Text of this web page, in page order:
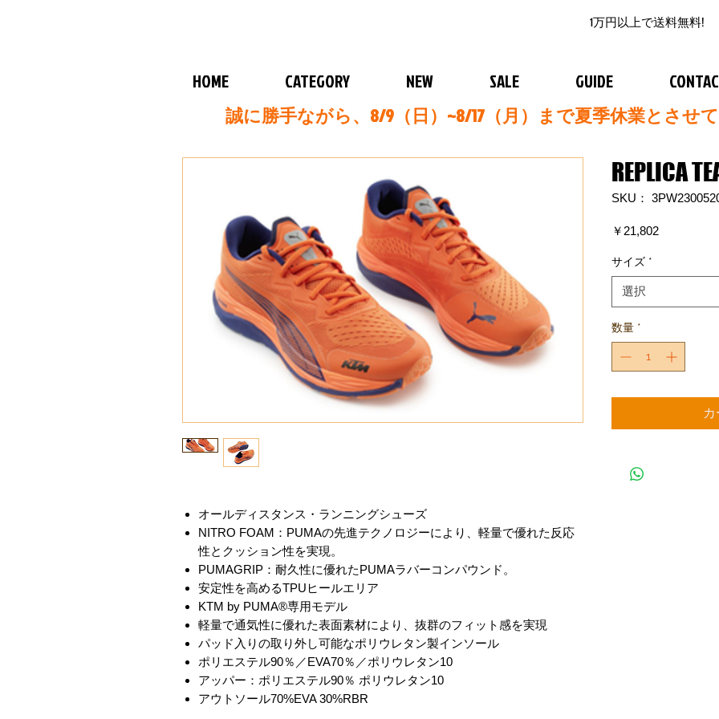
1万円以上で送料無料!
HOME CATEGORY NEW SALE GUIDE
誠に勝手ながら、8/9（日）~8/17（月）まで夏季休業とさせ
オールディスタンス・ランニングシューズ
NITRO FOAM：PUMAの先進テクノロジーにより、軽量で優れた反応
性とクッション性を実現。
PUMAGRIP：耐久性に優れたPUMAラバーコンパウンド。
安定性を高めるTPUヒールエリア
KTM by PUMA®専用モデル
軽量で通気性に優れた表面素材により、抜群のフィット感を実現
パッド入りの取り外し可能なポリウレタン製インソール
ポリエステル90％／EVA70％／ポリウレタン10
アッパー：ポリエステル90％ ポリウレタン10
アウトソール70%EVA 30%RBR
REPLICA
SKU：
￥21,802価
サイズ *
選択
数量 *